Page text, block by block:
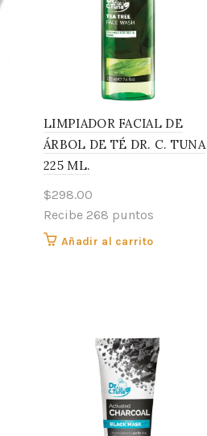
LIMPIADOR FACIAL DE
ÁRBOL DE TÉ DR. C. TUNA
225 ML.
$298.00
Recibe 268 puntos
Añadir al carrito